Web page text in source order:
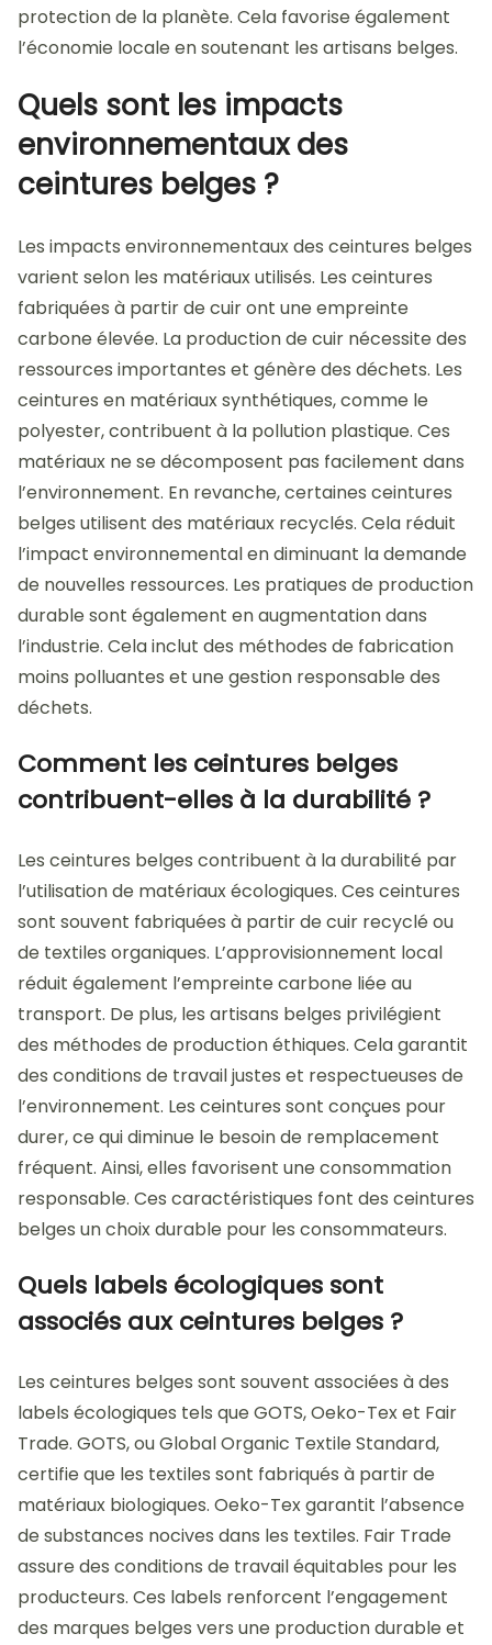
protection de la planète. Cela favorise également
l’économie locale en soutenant les artisans belges.
Quels sont les impacts
environnementaux des
ceintures belges ?
Les impacts environnementaux des ceintures belges
varient selon les matériaux utilisés. Les ceintures
fabriquées à partir de cuir ont une empreinte
carbone élevée. La production de cuir nécessite des
ressources importantes et génère des déchets. Les
ceintures en matériaux synthétiques, comme le
polyester, contribuent à la pollution plastique. Ces
matériaux ne se décomposent pas facilement dans
l’environnement. En revanche, certaines ceintures
belges utilisent des matériaux recyclés. Cela réduit
l’impact environnemental en diminuant la demande
de nouvelles ressources. Les pratiques de production
durable sont également en augmentation dans
l’industrie. Cela inclut des méthodes de fabrication
moins polluantes et une gestion responsable des
déchets.
Comment les ceintures belges
contribuent-elles à la durabilité ?
Les ceintures belges contribuent à la durabilité par
l’utilisation de matériaux écologiques. Ces ceintures
sont souvent fabriquées à partir de cuir recyclé ou
de textiles organiques. L’approvisionnement local
réduit également l’empreinte carbone liée au
transport. De plus, les artisans belges privilégient
des méthodes de production éthiques. Cela garantit
des conditions de travail justes et respectueuses de
l’environnement. Les ceintures sont conçues pour
durer, ce qui diminue le besoin de remplacement
fréquent. Ainsi, elles favorisent une consommation
responsable. Ces caractéristiques font des ceintures
belges un choix durable pour les consommateurs.
Quels labels écologiques sont
associés aux ceintures belges ?
Les ceintures belges sont souvent associées à des
labels écologiques tels que GOTS, Oeko-Tex et Fair
Trade. GOTS, ou Global Organic Textile Standard,
certifie que les textiles sont fabriqués à partir de
matériaux biologiques. Oeko-Tex garantit l’absence
de substances nocives dans les textiles. Fair Trade
assure des conditions de travail équitables pour les
producteurs. Ces labels renforcent l’engagement
des marques belges vers une production durable et